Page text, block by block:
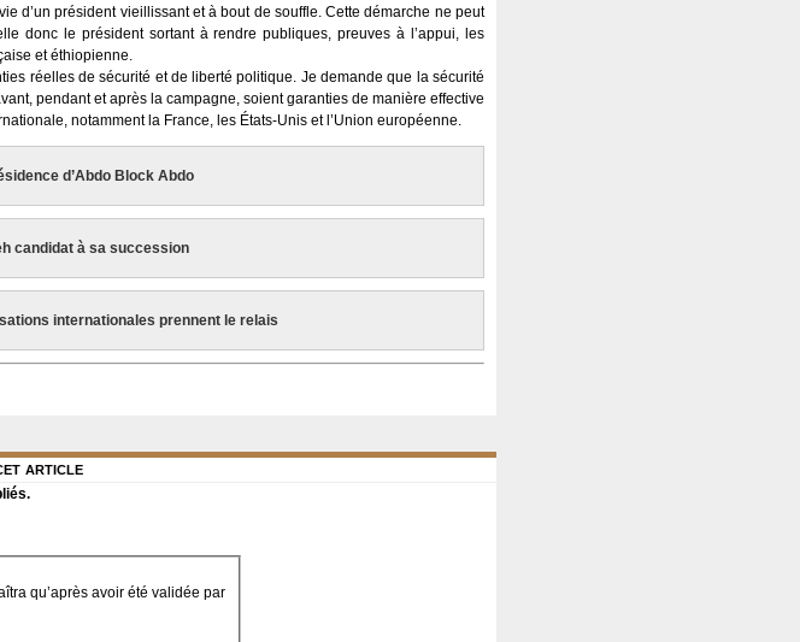
d’un président vieillissant et à bout de souffle. Cette démarche ne peut
donc le président sortant à rendre publiques, preuves à l’appui, les
et éthiopienne.
réelles de sécurité et de liberté politique. Je demande que la sécurité
pendant et après la campagne, soient garanties de manière effective
notamment la France, les États-Unis et l’Union européenne.
d’Abdo Block Abdo
candidat à sa succession
internationales prennent le relais
article
qu’après avoir été validée par